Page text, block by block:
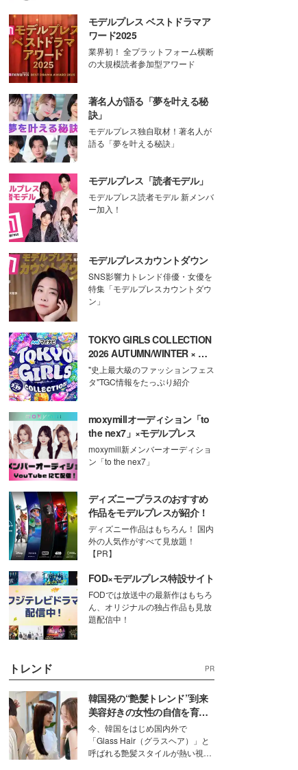
モデルプレス ベストドラマア
ワード2025
業界初！ 全プラットフォーム横断
の大規模読者参加型アワード
著名人が語る「夢を叶える秘
訣」
モデルプレス独自取材！著名人が
語る「夢を叶える秘訣」
モデルプレス「読者モデル」
モデルプレス読者モデル 新メンバ
ー加入！
モデルプレスカウントダウン
SNS影響力トレンド俳優・女優を
特集「モデルプレスカウントダウ
ン」
TOKYO GIRLS COLLECTION
2026 AUTUMN/WINTER × モ
デルプレス
"史上最大級のファッションフェス
タ"TGC情報をたっぷり紹介
moxymillオーディション「to
the nex7」×モデルプレス
moxymill新メンバーオーディショ
ン「to the nex7」
ディズニープラスのおすすめ
作品をモデルプレスが紹介！
ディズニー作品はもちろん！ 国内
外の人気作がすべて見放題！
【PR】
FOD×モデルプレス特設サイト
FODでは放送中の最新作はもちろ
ん、オリジナルの独占作品も見放
題配信中！
トレンド PR
韓国発の“艶髪トレンド”到来
美容好きの女性の自信を育む
「ヘアケア事情」って？
今、韓国をはじめ国内外で
「Glass Hair（グラスヘア）」と
呼ばれる艶髪スタイルが熱い視線